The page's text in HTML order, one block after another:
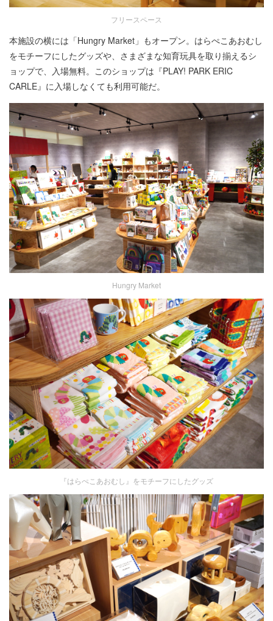
フリースペース
本施設の横には「Hungry Market」もオープン。はらぺこあおむし
をモチーフにしたグッズや、さまざまな知育玩具を取り揃えるシ
ョップで、入場無料。このショップは『PLAY! PARK ERIC
CARLE』に入場しなくても利用可能だ。
Hungry Market
『はらぺこあおむし』をモチーフにしたグッズ